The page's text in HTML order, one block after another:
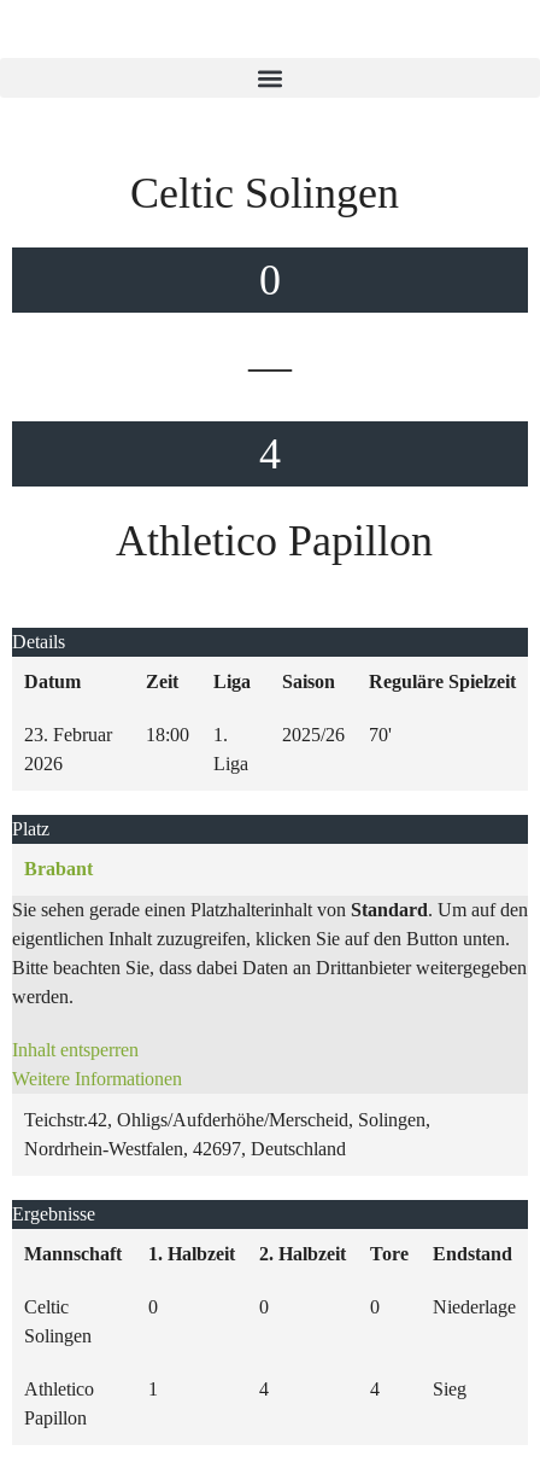
Celtic Solingen
0
—
4
Athletico Papillon
Details
Datum
Zeit Liga Saison Reguläre Spielzeit
23. Februar
2026
18:00
1.
Liga
2025/26 70'
Platz
Brabant
Sie sehen gerade einen Platzhalterinhalt von Standard. Um auf den
eigentlichen Inhalt zuzugreifen, klicken Sie auf den Button unten.
Bitte beachten Sie, dass dabei Daten an Drittanbieter weitergegeben
werden.
Inhalt entsperren
Weitere Informationen
Teichstr.42, Ohligs/Aufderhöhe/Merscheid, Solingen,
Nordrhein-Westfalen, 42697, Deutschland
Ergebnisse
Mannschaft
1. Halbzeit 2. Halbzeit Tore Endstand
Celtic
Solingen
0 0 0 Niederlage
Athletico
Papillon
1 4 4 Sieg